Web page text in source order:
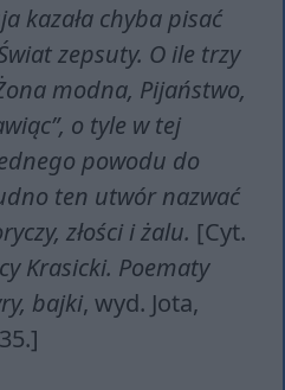
kazała chyba pisać
zepsuty. O ile trzy
modna, Pijaństwo,
o tyle w tej
powodu do
ten utwór nazwać
złości i żalu. [Cyt.
Krasicki. Poematy
bajki, wyd. Jota,